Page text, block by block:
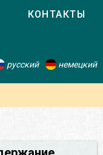
КОНТАКТЫ
русский немецкий